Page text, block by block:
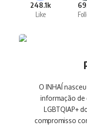
248.1k
Like
O INHAÍ
informação de
LGBTQIAP+
compromisso